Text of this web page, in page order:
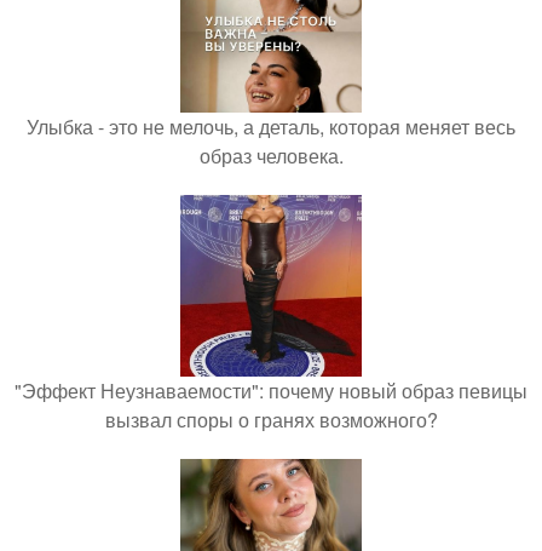
Улыбка - это не мелочь, а деталь, которая меняет весь
образ человека.
"Эффект Неузнаваемости": почему новый образ певицы
вызвал споры о гранях возможного?